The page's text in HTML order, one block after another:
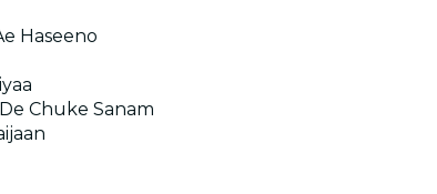
Haseeno
Chuke Sanam